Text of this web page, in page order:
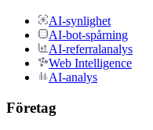
AI-synlighet
AI-bot-spårning
AI-referralanalys
Web Intelligence
AI-analys
Företag